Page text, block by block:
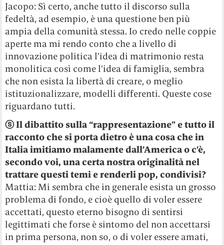
Jacopo: Sì certo, anche tutto il discorso sulla
fedeltà, ad esempio, è una questione ben più
ampia della comunità stessa. Io credo nelle coppie
aperte ma mi rendo conto che a livello di
innovazione politica l’idea di matrimonio resta
monolitica così come l’idea di famiglia, sembra
che non esista la libertà di creare, o meglio
istituzionalizzare, modelli differenti. Queste cose
riguardano tutti.
ⓢ Il dibattito sulla “rappresentazione” e tutto il
racconto che si porta dietro è una cosa che in
Italia imitiamo malamente dall’America o c’è,
secondo voi, una certa nostra originalità nel
trattare questi temi e renderli pop, condivisi?
Mattia: Mi sembra che in generale esista un grosso
problema di fondo, e cioè quello di voler essere
accettati, questo eterno bisogno di sentirsi
legittimati che forse è sintomo del non accettarsi
in prima persona, non so, o di voler essere amati,